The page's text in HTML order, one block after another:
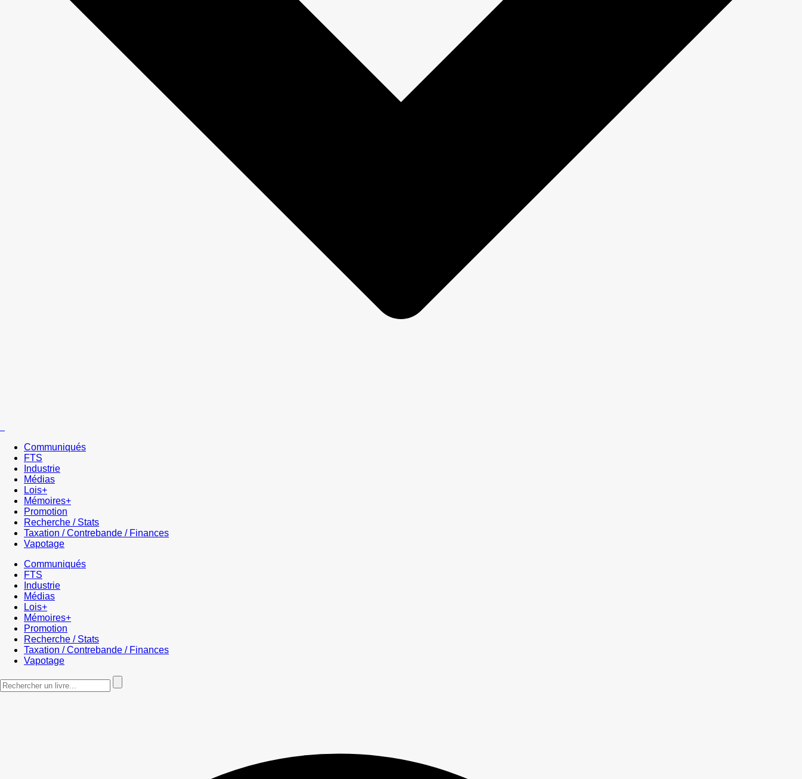
Communiqués
FTS
Industrie
Médias
Lois+
Mémoires+
Promotion
Recherche / Stats
Taxation / Contrebande / Finances
Vapotage
Communiqués
FTS
Industrie
Médias
Lois+
Mémoires+
Promotion
Recherche / Stats
Taxation / Contrebande / Finances
Vapotage